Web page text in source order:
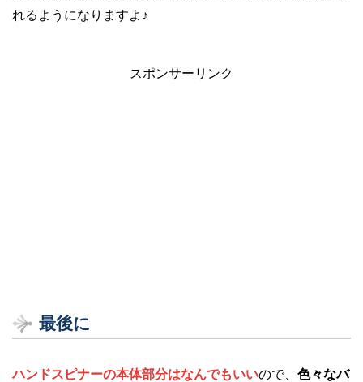
れるようになりますよ♪
スポンサーリンク
最後に
ハンドスピナーの本体部分はなんでもいいので、 色々なバ